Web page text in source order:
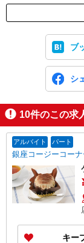
ブ
シ
10件のこの求
アルバイト パート
銀座コージーコー
キー